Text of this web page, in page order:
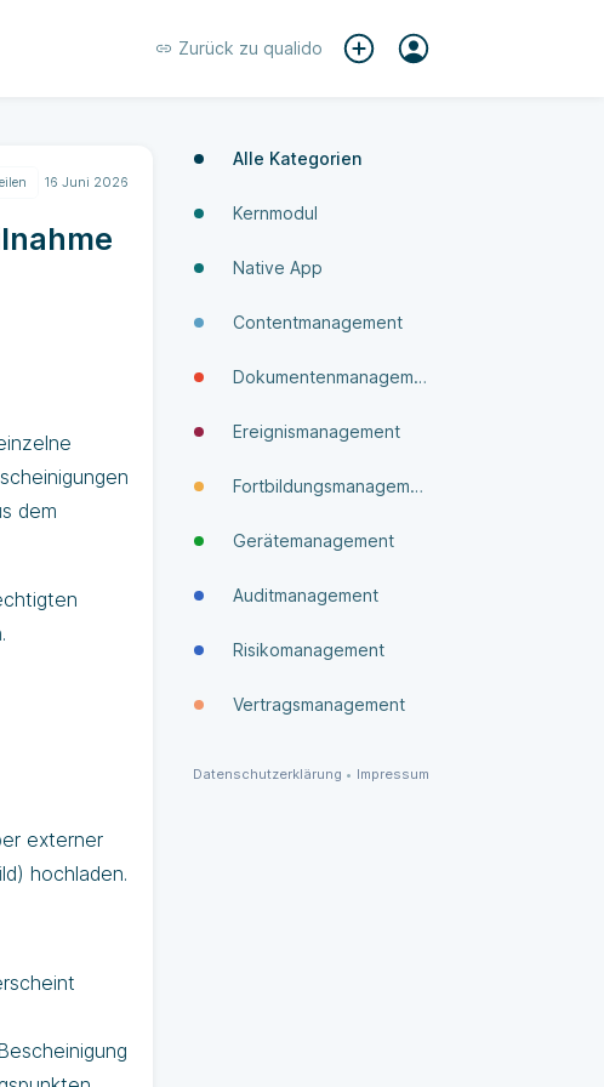
Zurück zu qualido
16 Juni 2026
dem
externer
hochladen.
Alle Kategorien
Kernmodul
Native App
Contentmanagement
Dokumenten­manage­ment
Ereignismanagement
Fortbildungsmanagement
Gerätemanagement
Auditmanagement
Risikomanagement
Vertragsmanagement
Datenschutzerklärung • Impressum